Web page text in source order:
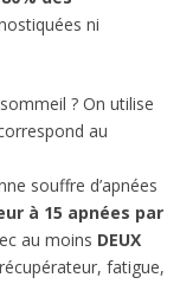
ni
? On utilise
au
souffre d’apnées
à 15 apnées par
au moins DEUX
fatigue,